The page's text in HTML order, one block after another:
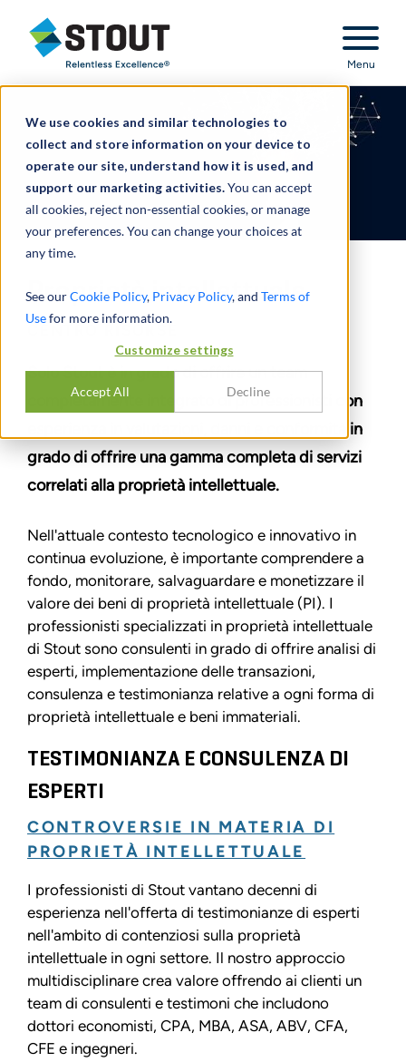
We use cookies and similar technologies to
collect and store information on your device to
operate our site, understand how it is used, and
support our marketing activities.You can accept
all cookies, reject non-essential cookies, or manage
your preferences. You can change your choices at
any time.
See ourCookie Policy, Privacy Policy, and Terms of
Usefor more information.
Customize settings
Accept All Decline
Stout Relentless Excellence
Menu
Proprietà intellettuale
Solo Stout è in grado di offrire un team
completamente integrato di professionisti con
esperienza in valutazioni, danni e conformità in
grado di offrire una gamma completa di servizi
correlati alla proprietà intellettuale.
Nell'attuale contesto tecnologico e innovativo in
continua evoluzione, è importante comprendere a
fondo, monitorare, salvaguardare e monetizzare il
valore dei beni di proprietà intellettuale (PI). I
professionisti specializzati in proprietà intellettuale
di Stout sono consulenti in grado di offrire analisi di
esperti, implementazione delle transazioni,
consulenza e testimonianza relative a ogni forma di
proprietà intellettuale e beni immateriali.
TESTIMONIANZA E CONSULENZA DI
ESPERTI
CONTROVERSIE IN MATERIA DI
PROPRIETÀ INTELLETTUALE
I professionisti di Stout vantano decenni di
esperienza nell'offerta di testimonianze di esperti
nell'ambito di contenziosi sulla proprietà
intellettuale in ogni settore. Il nostro approccio
multidisciplinare crea valore offrendo ai clienti un
team di consulenti e testimoni che includono
dottori economisti, CPA, MBA, ASA, ABV, CFA,
CFE e ingegneri.